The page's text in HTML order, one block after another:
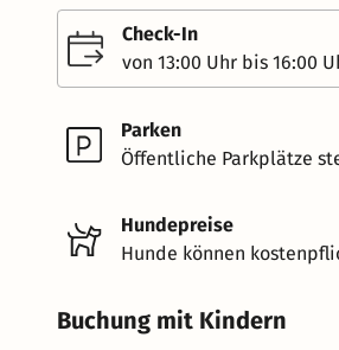
Check-In
von 13:00 Uhr bis 16:00
Parken
Öffentliche Parkplätze
Hundepreise
Hunde können
Buchung mit Kindern